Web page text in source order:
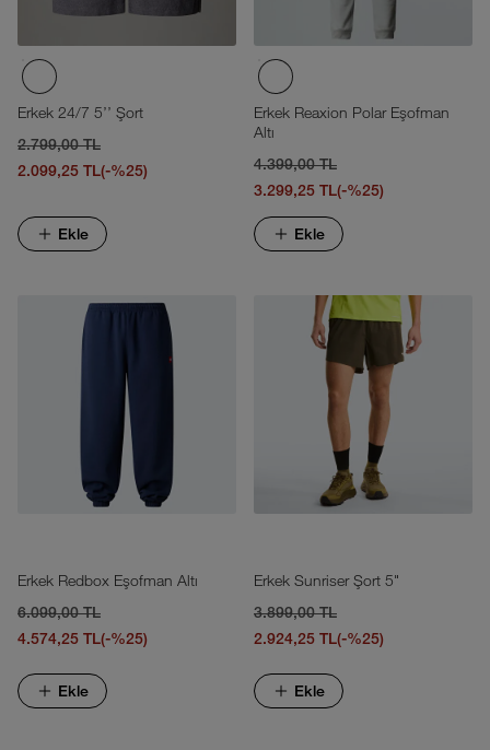
Erkek 24/7 5'' Şort
2.799,00 TL
2.099,25 TL(-%25)
Ekle
Erkek Reaxion Polar Eşofman
Altı
4.399,00 TL
3.299,25 TL(-%25)
Ekle
Erkek Redbox Eşofman Altı
6.099,00 TL
4.574,25 TL(-%25)
Ekle
Erkek Sunriser Şort 5"
3.899,00 TL
2.924,25 TL(-%25)
Ekle